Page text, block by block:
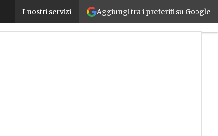
Aggiungi tra i preferiti su Google
I nostri servizi
3D Systems presenta una soluzione specifica